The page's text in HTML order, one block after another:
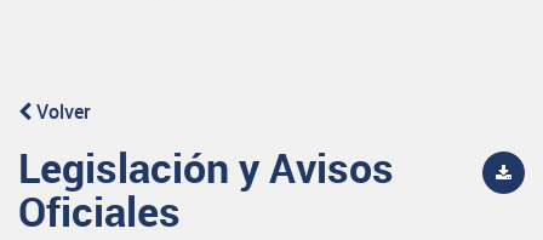
Volver
Legislación y Avisos
Oficiales